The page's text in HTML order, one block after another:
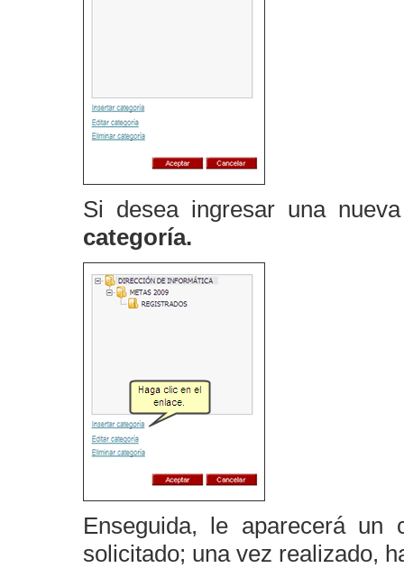
Si desea ingresar una
categoría.
Enseguida, le aparecerá un
solicitado; una vez realizado,